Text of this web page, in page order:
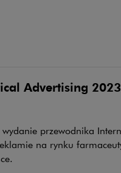
Advertising 2023
wydanie przewodnika
na rynku